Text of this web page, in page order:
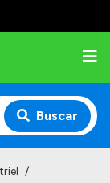
Buscar
/